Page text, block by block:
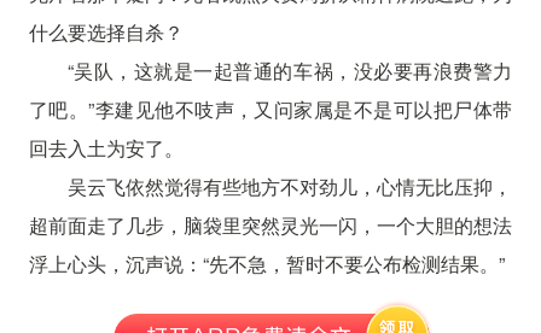
什么要选择自杀？
“吴队，这就是一起普通的车祸，没必要再浪费警力
了吧。”李建见他不吱声，又问家属是不是可以把尸体带
回去入土为安了。
吴云飞依然觉得有些地方不对劲儿，心情无比压抑，
超前面走了几步，脑袋里突然灵光一闪，一个大胆的想法
浮上心头，沉声说：“先不急，暂时不要公布检测结果。”